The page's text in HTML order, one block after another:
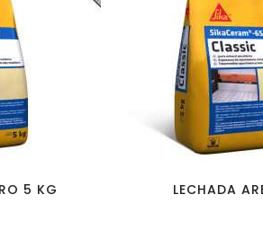
5 KG
favorite_border
LECHADA